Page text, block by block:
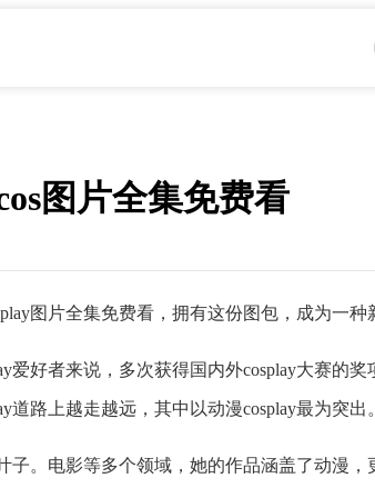
图片全集免费看
图片全集免费看，拥有这份图包，成为一种
好者来说，多次获得国内外cosplay大赛的奖
路上越走越远，其中以动漫cosplay最为突出。
。电影等多个领域，她的作品涵盖了动漫，